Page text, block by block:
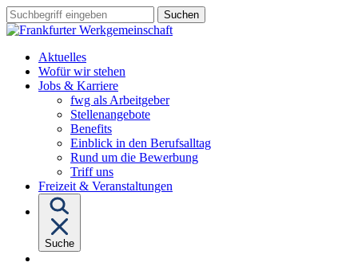
Sprungziel:
Zum
Sprungziel:
Zur
Sprungziel:
Zum
Suchbegriff
eingeben
Aktuelles
Wofür wir stehen
Jobs & KarriereUntermenü
von
"Jobs
&
fwg als Arbeitgeber
Stellenangebote
Benefits
Einblick in den Berufsalltag
Rund um die Bewerbung
Triff uns
Freizeit & Veranstaltungen
Suche